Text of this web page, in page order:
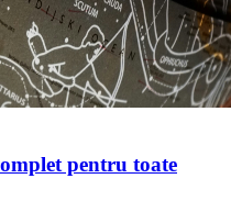
pentru toate